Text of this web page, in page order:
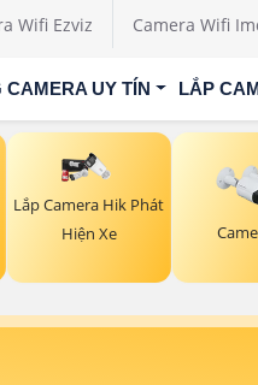
Wifi Ezviz Camera Wifi
CAMERA UY TÍN LẮP
Lắp Camera Hik Phát
Hiện Xe